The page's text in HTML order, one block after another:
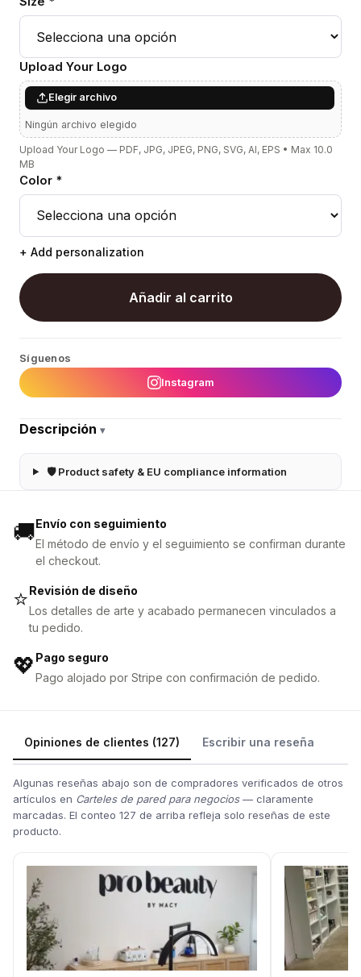
Upload Your Logo
Elegir archivo
Ningún archivo elegido
Upload Your Logo — PDF, JPG, JPEG, PNG, SVG, AI, EPS • Max 10.0
MB
Color *
+ Add personalization
Añadir al carrito
Síguenos
Instagram
Descripción ▾
🛡 Product safety & EU compliance information
🚚Envío con seguimiento
El método de envío y el seguimiento se confirman durante
el checkout.
⭐Revisión de diseño
Los detalles de arte y acabado permanecen vinculados a
tu pedido.
💖 Pago seguro
Pago alojado por Stripe con confirmación de pedido.
Opiniones de clientes (127) Escribir una reseña
Algunas reseñas abajo son de compradores verificados de otros
artículos en Carteles de pared para negocios— claramente
marcadas. El conteo 127 de arriba refleja solo reseñas de este
producto.